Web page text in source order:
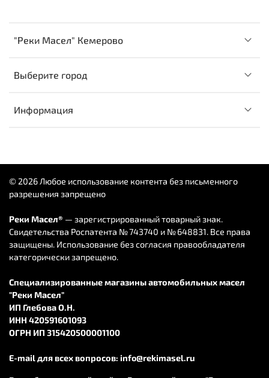
"Реки Масел" Кемерово
Выберите город
Информация
© 2026 Любое использование контента без письменного
разрешения запрещено
Реки Масел® — зарегистрированный товарный знак.
Свидетельства Роспатента № 743740 и № 648831. Все права
защищены. Использование без согласия правообладателя
категорически запрещено.
Специализированные магазины автомобильных масел
"Реки Масел"
ИП Глебова О.Н.
ИНН 420591601093
ОГРН ИП 315420500001100
E-mail для всех вопросов: info@rekimasel.ru